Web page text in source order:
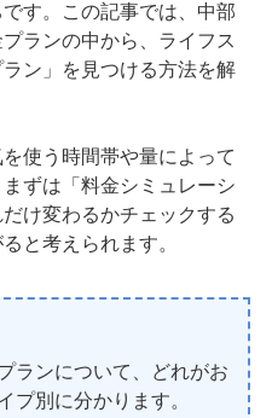
す。この記事では、中部
ランの中から、ライフス
ン」を見つける方法を解
使う時間帯や量によって
ずは「料金シミュレーシ
け変わるかチェックする
と考えられます。
ランについて、どれがお
プ別に分かります。